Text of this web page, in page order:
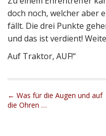
doch noch, welcher aber
fällt. Die drei Punkte
und das ist verdient!
Auf Traktor, AUF!“
P
o
← Was für die Augen und auf
die Ohren …